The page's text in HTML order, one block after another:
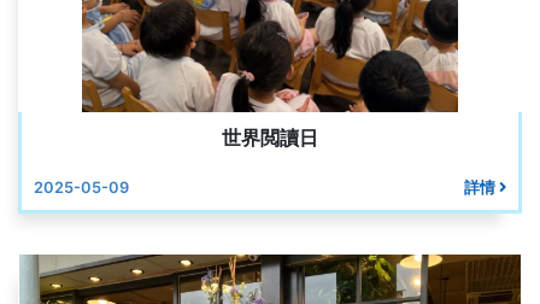
世界閲讀日
2025-05-09 詳情